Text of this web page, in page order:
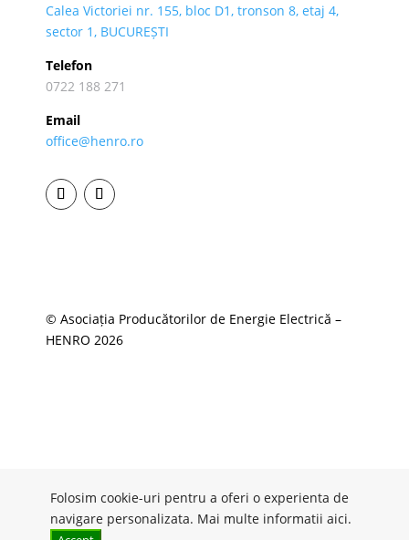
Calea Victoriei nr. 155, bloc D1, tronson 8, etaj 4,
sector 1, BUCUREȘTI
Telefon
0722 188 271
Email
office@henro.ro
© Asociația Producătorilor de Energie Electrică –
HENRO 2026
Folosim cookie-uri pentru a oferi o experienta de
navigare personalizata. Mai multe informatii aici.